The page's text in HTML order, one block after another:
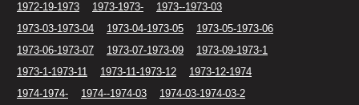
1972-19-1973
1973-1973-
1973--1973-03
1973-03-1973-04
1973-04-1973-05
1973-05-1973-06
1973-06-1973-07
1973-07-1973-09
1973-09-1973-1
1973-1-1973-11
1973-11-1973-12
1973-12-1974
1974-1974-
1974--1974-03
1974-03-1974-03-2